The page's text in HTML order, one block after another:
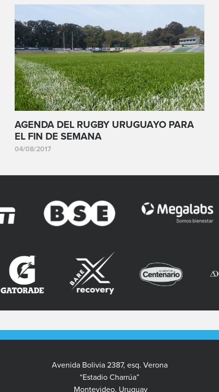
AGENDA DEL RUGBY URUGUAYO PARA
EL FIN DE SEMANA
04/08/2017
Avenida Bolivia 2387, esq. Verona
“Estadio Charrúa”
Montevideo, Uruguay